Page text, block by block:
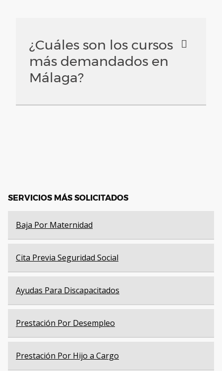
¿Cuáles son los cursos
más demandados en
Málaga?
SERVICIOS MÁS SOLICITADOS
Baja Por Maternidad
Cita Previa Seguridad Social
Ayudas Para Discapacitados
Prestación Por Desempleo
Prestación Por Hijo a Cargo